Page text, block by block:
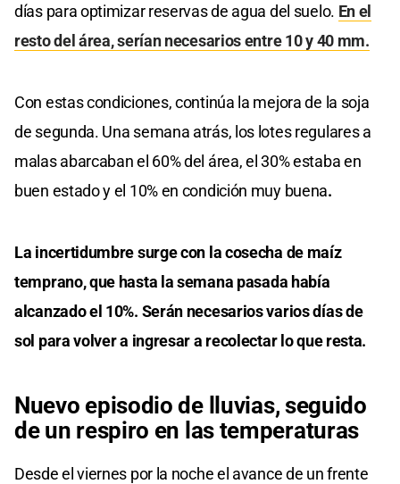
días para optimizar reservas de agua del suelo. En el
resto del área, serían necesarios entre 10 y 40 mm.
Con estas condiciones, continúa la mejora de la soja
de segunda. Una semana atrás, los lotes regulares a
malas abarcaban el 60% del área, el 30% estaba en
buen estado y el 10% en condición muy buena.
La incertidumbre surge con la cosecha de maíz
temprano, que hasta la semana pasada había
alcanzado el 10%. Serán necesarios varios días de
sol para volver a ingresar a recolectar lo que resta.
Nuevo episodio de lluvias, seguido
de un respiro en las temperaturas
Desde el viernes por la noche el avance de un frente